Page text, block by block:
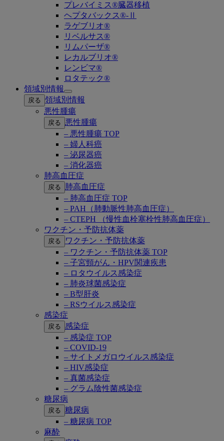
プレバイミス®臓器移植
ヘプタバックス®-Ⅱ
ラゲブリオ®
リベルサス®
リムパーザ®
レカルブリオ®
レンビマ®
ロタテック®
領域別情報
Open
submenu
戻る 領域別情報
悪性腫瘍
戻る
悪性腫瘍
– 悪性腫瘍 TOP
– 婦人科癌
– 泌尿器癌
– 消化器癌
肺高血圧症
戻る
肺高血圧症
– 肺高血圧症 TOP
– PAH（肺動脈性肺高血圧症）
– CTEPH （慢性血栓塞栓性肺高血圧症）
ワクチン・予防抗体薬
戻る
ワクチン・予防抗体薬
– ワクチン・予防抗体薬 TOP
– 子宮頸がん・HPV関連疾患
– ロタウイルス感染症
– 肺炎球菌感染症
– B型肝炎
– RSウイルス感染症
感染症
戻る
感染症
– 感染症 TOP
– COVID-19
– サイトメガロウイルス感染症
– HIV感染症
– 真菌感染症
– グラム陰性菌感染症
糖尿病
戻る 糖尿病
– 糖尿病 TOP
麻酔